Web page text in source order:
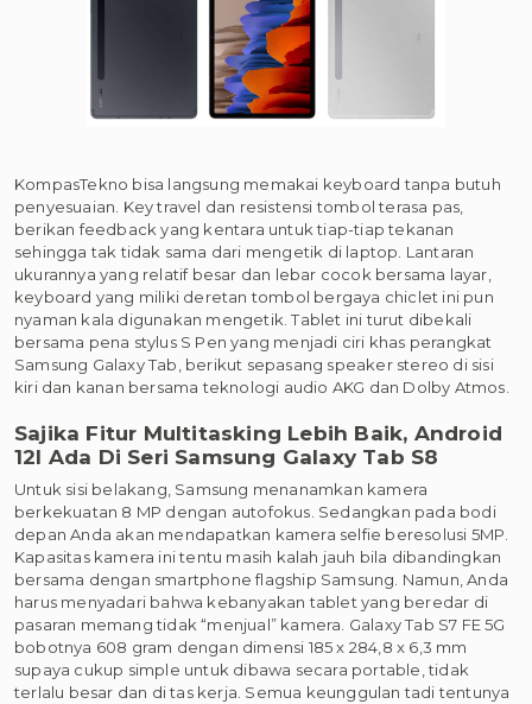
KompasTekno bisa langsung memakai keyboard tanpa butuh
penyesuaian. Key travel dan resistensi tombol terasa pas,
berikan feedback yang kentara untuk tiap-tiap tekanan
sehingga tak tidak sama dari mengetik di laptop. Lantaran
ukurannya yang relatif besar dan lebar cocok bersama layar,
keyboard yang miliki deretan tombol bergaya chiclet ini pun
nyaman kala digunakan mengetik. Tablet ini turut dibekali
bersama pena stylus S Pen yang menjadi ciri khas perangkat
Samsung Galaxy Tab, berikut sepasang speaker stereo di sisi
kiri dan kanan bersama teknologi audio AKG dan Dolby Atmos.
Sajika Fitur Multitasking Lebih Baik, Android
12l Ada Di Seri Samsung Galaxy Tab S8
Untuk sisi belakang, Samsung menanamkan kamera
berkekuatan 8 MP dengan autofokus. Sedangkan pada bodi
depan Anda akan mendapatkan kamera selfie beresolusi 5MP.
Kapasitas kamera ini tentu masih kalah jauh bila dibandingkan
bersama dengan smartphone flagship Samsung. Namun, Anda
harus menyadari bahwa kebanyakan tablet yang beredar di
pasaran memang tidak “menjual” kamera. Galaxy Tab S7 FE 5G
bobotnya 608 gram dengan dimensi 185 x 284,8 x 6,3 mm
supaya cukup simple untuk dibawa secara portable, tidak
terlalu besar dan di tas kerja. Semua keunggulan tadi tentunya